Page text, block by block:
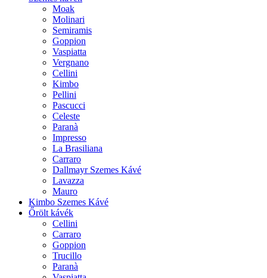
Moak
Molinari
Semiramis
Goppion
Vaspiatta
Vergnano
Cellini
Kimbo
Pellini
Pascucci
Celeste
Paranà
Impresso
La Brasiliana
Carraro
Dallmayr Szemes Kávé
Lavazza
Mauro
Kimbo Szemes Kávé
Őrölt kávék
Cellini
Carraro
Goppion
Trucillo
Paranà